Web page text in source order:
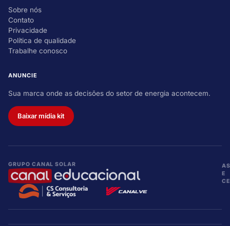
Sobre nós
Contato
Privacidade
Política de qualidade
Trabalhe conosco
ANUNCIE
Sua marca onde as decisões do setor de energia acontecem.
Baixar mídia kit
GRUPO CANAL SOLAR
E